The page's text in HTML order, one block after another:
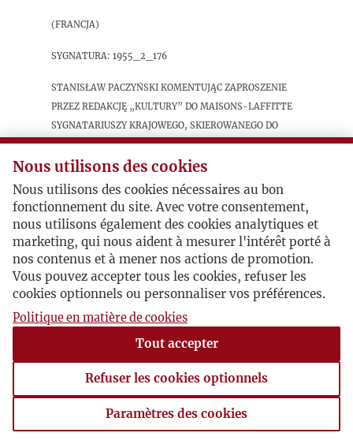
(Francja)
sygnatura: 1955_2_176
Stanisław Paczyński komentując zaproszenie
przez redakcję „Kultury” do Maisons-Laffitte
sygnatariuszy krajowego, skierowanego do
emigracji „apelu o powrót”, wyraża
zadowolenie, że inicjatorzy ”wielkiej rozmowy”
z sygnatariuszami apelu „dostali po łapach”.
Postacie powiązane
Autor publikacji: Stanisław
Paczyński
Nous utilisons des cookies
Nous utilisons des cookies nécessaires au bon
fonctionnement du site. Avec votre consentement,
nous utilisons également des cookies analytiques et
marketing, qui nous aident à mesurer l'intérêt porté à
nos contenus et à mener nos actions de promotion.
Vous pouvez accepter tous les cookies, refuser les
cookies optionnels ou personnaliser vos préférences.
Politique en matière de cookies
Tout accepter
Refuser les cookies optionnels
Paramètres des cookies
Paramètres des cookies